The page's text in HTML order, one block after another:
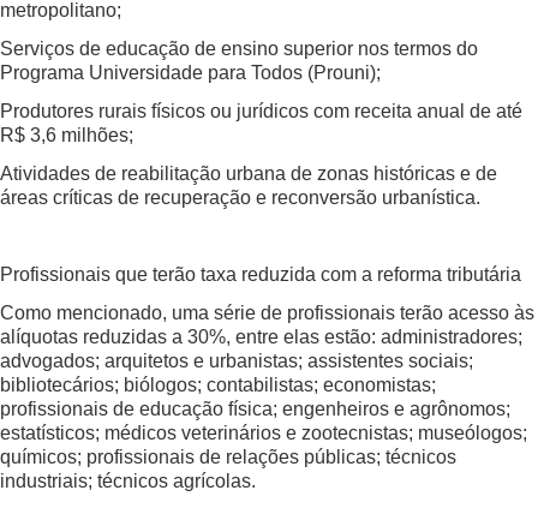
metropolitano;
Serviços de educação de ensino superior nos termos do
Programa Universidade para Todos (Prouni);
Produtores rurais físicos ou jurídicos com receita anual de até
R$ 3,6 milhões;
Atividades de reabilitação urbana de zonas históricas e de
áreas críticas de recuperação e reconversão urbanística.
Profissionais que terão taxa reduzida com a reforma tributária
Como mencionado, uma série de profissionais terão acesso às
alíquotas reduzidas a 30%, entre elas estão: administradores;
advogados; arquitetos e urbanistas; assistentes sociais;
bibliotecários; biólogos; contabilistas; economistas;
profissionais de educação física; engenheiros e agrônomos;
estatísticos; médicos veterinários e zootecnistas; museólogos;
químicos; profissionais de relações públicas; técnicos
industriais; técnicos agrícolas.